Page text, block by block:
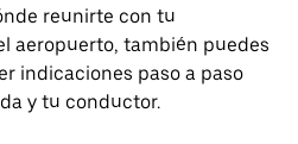
reunirte con tu
aeropuerto, también puedes
indicaciones paso a paso
y tu conductor.